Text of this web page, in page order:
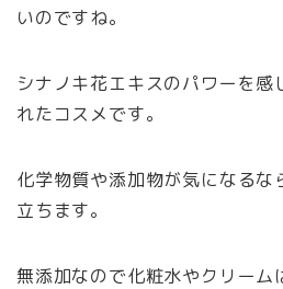
いのですね。
シナノキ花エキスのパワーを感
れたコスメです。
化学物質や添加物が気になる
立ちます。
無添加なので化粧水やクリーム